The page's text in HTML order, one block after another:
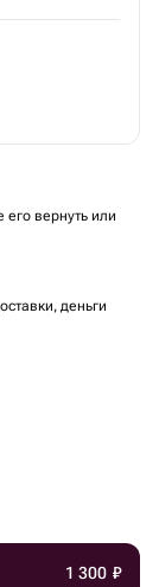
его вернуть или
деньги
1 300 ₽